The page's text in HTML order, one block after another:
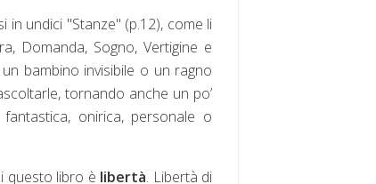
in undici "Stanze" (p.12), come li
Domanda, Sogno, Vertigine e
bambino invisibile o un ragno
tornando anche un po’
onirica, personale o
questo libro è libertà. Libertà di